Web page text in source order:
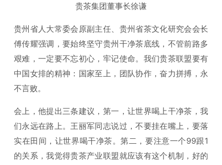
贵茶集团董事长徐谦
贵州省人大常委会原副主任、贵州省茶文化研究会会长
傅传耀强调，要始终坚守贵州干净茶底线，不管前路多
艰难，一定要不忘初心，牢记使命。我们贵茶联盟要有
中国女排的精神：国家至上，团队协作，奋力拼搏，永
不言败。
会上，他提出三条建议，第一，让世界喝上干净茶，我
们永远在路上。王丽军同志说过，不要挂在嘴上，要落
实在田间，让世界喝干净茶。第二，要注意一个99跟1
的关系，我觉得贵茶产业联盟就应该有这个机制，好的